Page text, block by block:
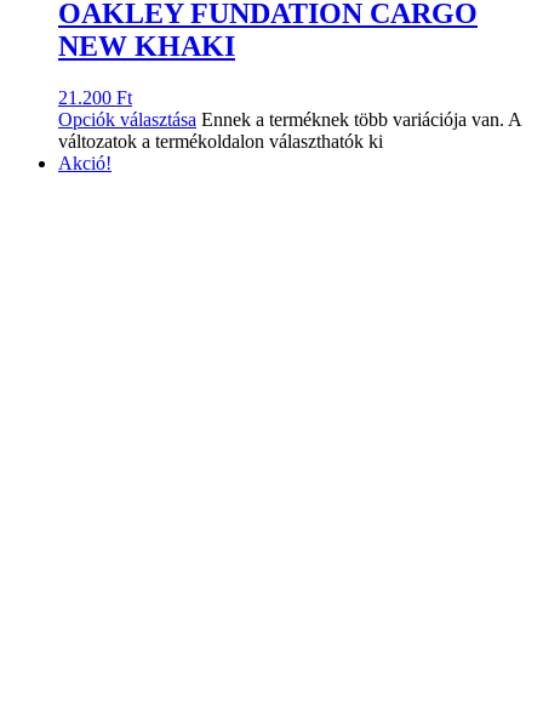
OAKLEY FUNDATION CARGO
NEW KHAKI
21.200 Ft
Opciók választása Ennek a terméknek több variációja van. A
változatok a termékoldalon választhatók ki
Akció!